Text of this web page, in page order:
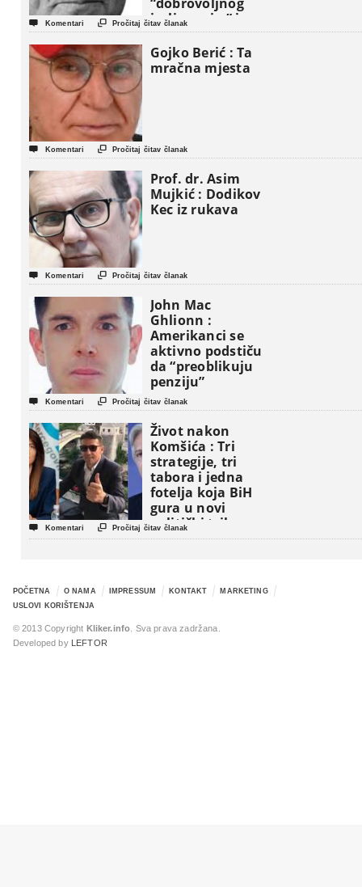
iseljavanja ” iz
Gaze
 Komentari  Pročitaj čitav članak
Gojko Berić : Ta
mračna mjesta
 Komentari  Pročitaj čitav članak
Prof. dr. Asim
Mujkić : Dodikov
Kec iz rukava
 Komentari  Pročitaj čitav članak
John Mac
Ghlionn :
Amerikanci se
aktivno podstiču
da “preoblikuju
penziju”
 Komentari  Pročitaj čitav članak
Život nakon
Komšića : Tri
strategije, tri
tabora i jedna
fotelja koja BiH
gura u novi
politički triler
 Komentari  Pročitaj čitav članak
POČETNA O NAMA IMPRESSUM KONTAKT
MARKETING
USLOVI KORIŠTENJA
© 2013 Copyright Kliker.info . Sva prava zadržana.
Developed by
LEFTOR